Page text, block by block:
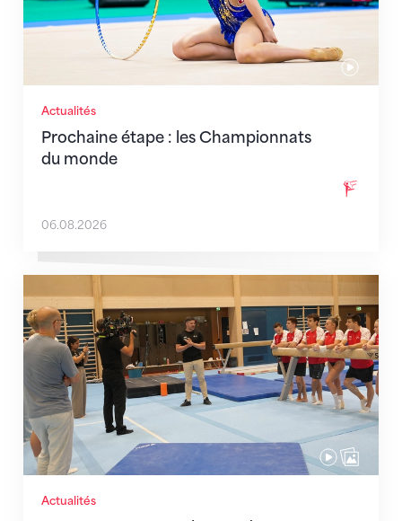
Actualités
Prochaine étape : les Championnats
du monde
06.08.2026
Actualités
En route pour Zagreb avec des objectifs clairs